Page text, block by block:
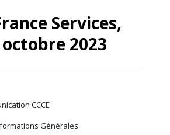
Services,
2023
CCCE
Générales